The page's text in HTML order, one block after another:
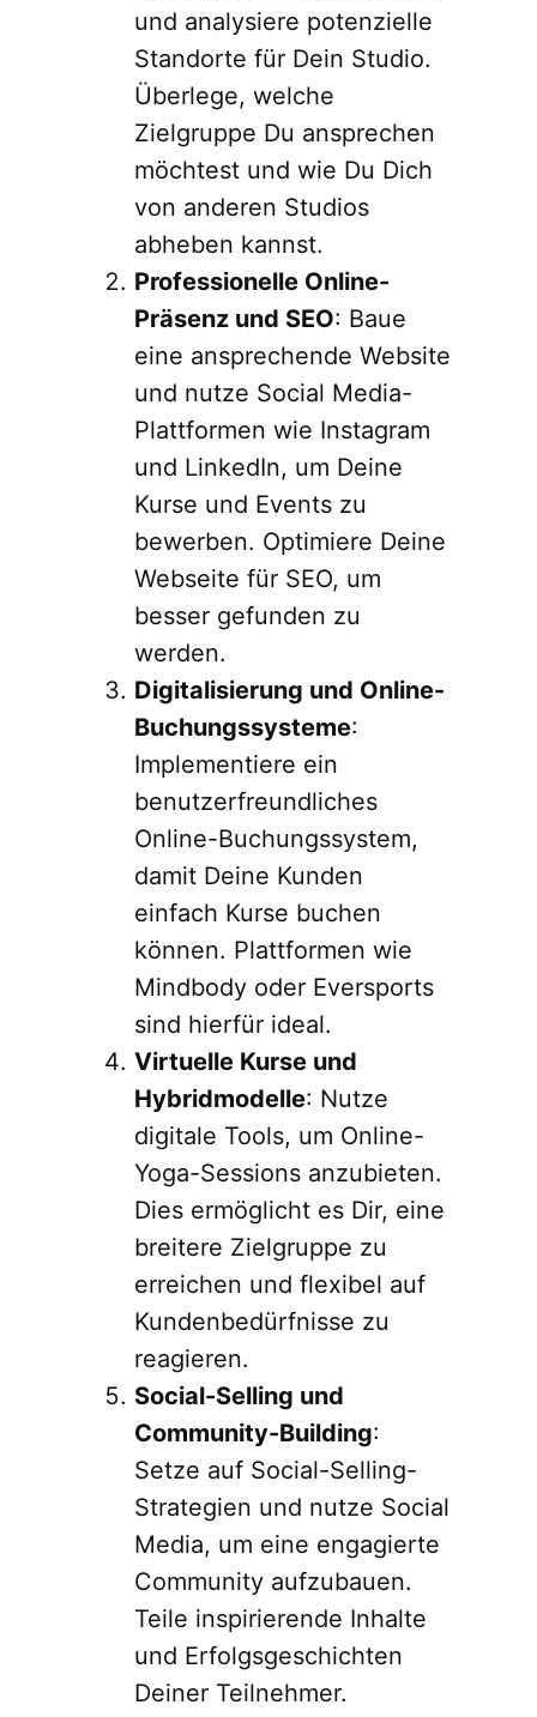
und analysiere potenzielle
Standorte für Dein Studio.
Überlege, welche
Zielgruppe Du ansprechen
möchtest und wie Du Dich
von anderen Studios
abheben kannst.
Professionelle Online-
Präsenz und SEO: Baue
eine ansprechende Website
und nutze Social Media-
Plattformen wie Instagram
und LinkedIn, um Deine
Kurse und Events zu
bewerben. Optimiere Deine
Webseite für SEO, um
besser gefunden zu
werden.
Digitalisierung und Online-
Buchungssysteme:
Implementiere ein
benutzerfreundliches
Online-Buchungssystem,
damit Deine Kunden
einfach Kurse buchen
können. Plattformen wie
Mindbody oder Eversports
sind hierfür ideal.
Virtuelle Kurse und
Hybridmodelle: Nutze
digitale Tools, um Online-
Yoga-Sessions anzubieten.
Dies ermöglicht es Dir, eine
breitere Zielgruppe zu
erreichen und flexibel auf
Kundenbedürfnisse zu
reagieren.
Social-Selling und
Community-Building:
Setze auf Social-Selling-
Strategien und nutze Social
Media, um eine engagierte
Community aufzubauen.
Teile inspirierende Inhalte
und Erfolgsgeschichten
Deiner Teilnehmer.